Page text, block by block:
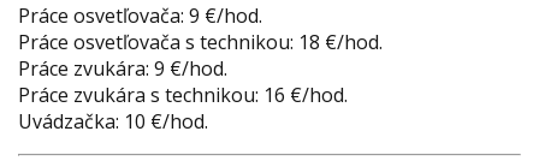
Práce osvetľovača: 9 €/hod.
Práce osvetľovača s technikou: 18 €/hod.
Práce zvukára: 9 €/hod.
Práce zvukára s technikou: 16 €/hod.
Uvádzačka: 10 €/hod.